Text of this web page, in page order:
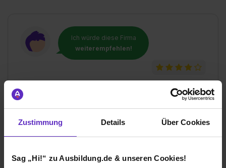
Zustimmung Details Über Cookies
Sag „Hi!“ zu Ausbildung.de & unseren Cookies!
Ich würde diese Firma
weiterempfehlen!
durfte.